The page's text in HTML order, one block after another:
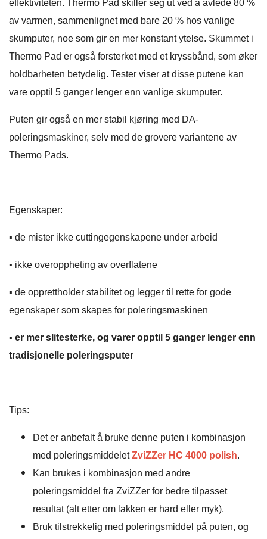
effektiviteten. Thermo Pad skiller seg ut ved å avlede 80 %
av varmen, sammenlignet med bare 20 % hos vanlige
skumputer, noe som gir en mer konstant ytelse. Skummet i
Thermo Pad er også forsterket med et kryssbånd, som øker
holdbarheten betydelig. Tester viser at disse putene kan
vare opptil 5 ganger lenger enn vanlige skumputer.
Puten gir også en mer stabil kjøring med DA-
poleringsmaskiner, selv med de grovere variantene av
Thermo Pads.
Egenskaper:
▪️ de mister ikke cuttingegenskapene under arbeid
▪️ ikke overoppheting av overflatene
▪️ de opprettholder stabilitet og legger til rette for gode
egenskaper som skapes for poleringsmaskinen
▪️ er mer slitesterke, og varer opptil 5 ganger lenger enn
tradisjonelle poleringsputer
Tips:
Det er anbefalt å bruke denne puten i kombinasjon
med poleringsmiddelet ZviZZer HC 4000 polish.
Kan brukes i kombinasjon med andre
poleringsmiddel fra ZviZZer for bedre tilpasset
resultat (alt etter om lakken er hard eller myk).
Bruk tilstrekkelig med poleringsmiddel på puten, og